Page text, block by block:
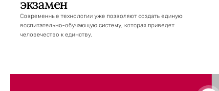
экзамен
Современные технологии уже позволяют создать единую
воспитательно-обучающую систему, которая приведет
человечество к единству.